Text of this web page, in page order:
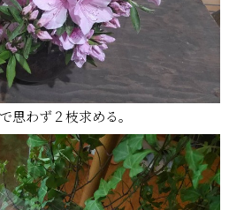
思わず２枝求める。